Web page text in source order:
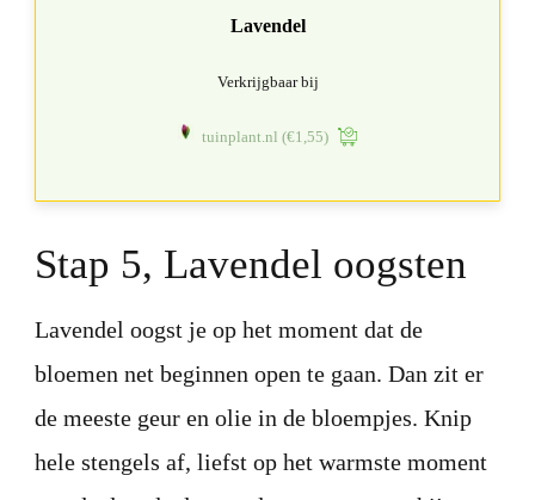
Lavendel
Verkrijgbaar bij
tuinplant.nl (€1,55)
Stap 5, Lavendel oogsten
Lavendel oogst je op het moment dat de
bloemen net beginnen open te gaan. Dan zit er
de meeste geur en olie in de bloempjes. Knip
hele stengels af, liefst op het warmste moment